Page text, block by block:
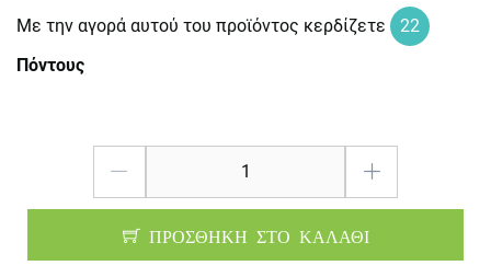
Με την αγορά αυτού του προϊόντος κερδίζετε
22
Πόντους
ΠΡΟΣΘΗΚΗ ΣΤΟ ΚΑΛΑΘΙ